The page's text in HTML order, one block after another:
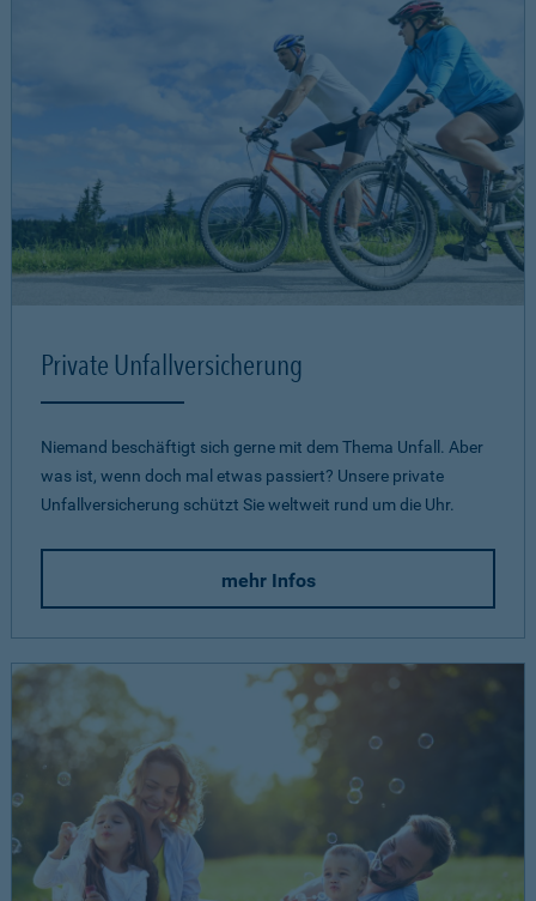
Private Unfallversicherung
Niemand beschäftigt sich gerne mit dem Thema Unfall. Aber
was ist, wenn doch mal etwas passiert? Unsere private
Unfallversicherung schützt Sie weltweit rund um die Uhr.
mehr Infos